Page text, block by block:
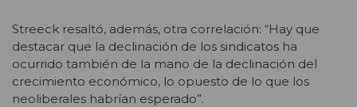
Streeck resaltó, además, otra correlación: “Hay que
destacar que la declinación de los sindicatos ha
ocurrido también de la mano de la declinación del
crecimiento económico, lo opuesto de lo que los
neoliberales habrían esperado”.